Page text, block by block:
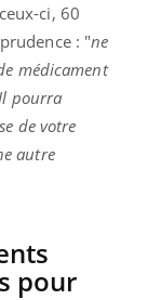
ci, 60
: "ne
médicament
pourra
de votre
autre
pour